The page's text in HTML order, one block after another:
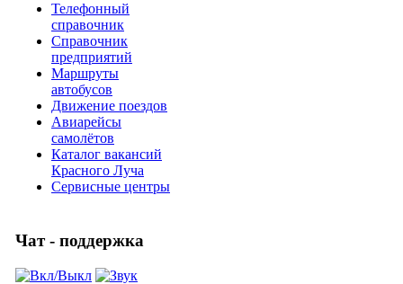
Телефонный
справочник
Справочник
предприятий
Маршруты
автобусов
Движение поездов
Авиарейсы
самолётов
Каталог вакансий
Красного Луча
Сервисные центры
Чат - поддержка